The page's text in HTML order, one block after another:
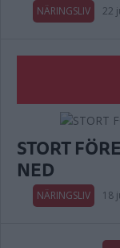
NÄRINGSLIV 22
STORT
NED
NÄRINGSLIV 18